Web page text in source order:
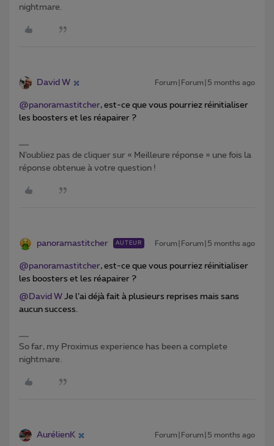
nightmare.
David W Forum|Forum|5 months ago
@panoramastitcher, est-ce que vous pourriez réinitialiser
les boosters et les réapairer ?
N’oubliez pas de cliquer sur « Meilleure réponse » une fois la
réponse obtenue à votre question !
panoramastitcher AUTEUR Forum|Forum|5 months ago
@panoramastitcher, est-ce que vous pourriez réinitialiser
les boosters et les réapairer ?
@David W Je l’ai déjà fait à plusieurs reprises mais sans
aucun success.
So far, my Proximus experience has been a complete
nightmare.
AurélienK Forum|Forum|5 months ago